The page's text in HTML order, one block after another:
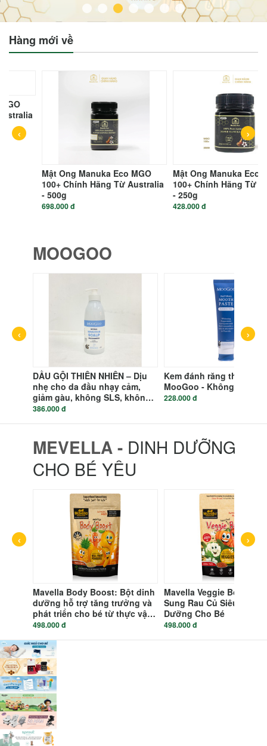
Hàng mới về
‹ ›
Mật Ong Manuka Eco MGO
100+ Chính Hãng Từ Australia
- 500g
698.000 đ
Mật Ong Manuka Eco
100+ Chính Hãng Từ
- 250g
428.000 đ
MOOGOO
‹ ›
DẦU GỘI THIÊN NHIÊN – Dịu
nhẹ cho da đầu nhạy cảm,
giảm gàu, không SLS, không
silicon 500ml
386.000 đ
Kem đánh răng thuần
MooGoo - Không chứa
228.000 đ
MEVELLA - DINH DƯỠNG
CHO BÉ YÊU
‹ ›
Trí
Mavella Body Boost: Bột dinh
dưỡng hỗ trợ tăng trưởng và
phát triển cho bé từ thực vật
hữu cơ - hương trái cây nhiệt
498.000 đ
Mavella Veggie Boost -
Sung Rau Củ Siêu Dinh
Dưỡng Cho Bé
498.000 đ